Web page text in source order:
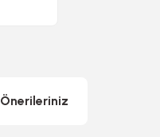
Önerileriniz